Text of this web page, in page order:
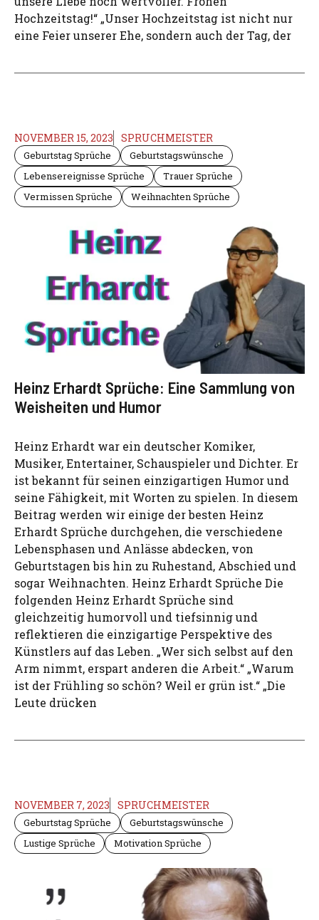
Hochzeitstag!“ „Unser Hochzeitstag ist nicht nur
eine Feier unserer Ehe, sondern auch der Tag, der
NOVEMBER 15, 2023 SPRUCHMEISTER
Geburtstag Sprüche
Geburtstagswünsche
Lebensereignisse Sprüche
Trauer Sprüche
Vermissen Sprüche
Weihnachten Sprüche
Heinz Erhardt Sprüche: Eine Sammlung von
Weisheiten und Humor
Heinz Erhardt war ein deutscher Komiker,
Musiker, Entertainer, Schauspieler und Dichter. Er
ist bekannt für seinen einzigartigen Humor und
seine Fähigkeit, mit Worten zu spielen. In diesem
Beitrag werden wir einige der besten Heinz
Erhardt Sprüche durchgehen, die verschiedene
Lebensphasen und Anlässe abdecken, von
Geburtstagen bis hin zu Ruhestand, Abschied und
sogar Weihnachten. Heinz Erhardt Sprüche Die
folgenden Heinz Erhardt Sprüche sind
gleichzeitig humorvoll und tiefsinnig und
reflektieren die einzigartige Perspektive des
Künstlers auf das Leben. „Wer sich selbst auf den
Arm nimmt, erspart anderen die Arbeit.“ „Warum
ist der Frühling so schön? Weil er grün ist.“ „Die
Leute drücken
NOVEMBER 7, 2023 SPRUCHMEISTER
Geburtstag Sprüche
Geburtstagswünsche
Lustige Sprüche
Motivation Sprüche